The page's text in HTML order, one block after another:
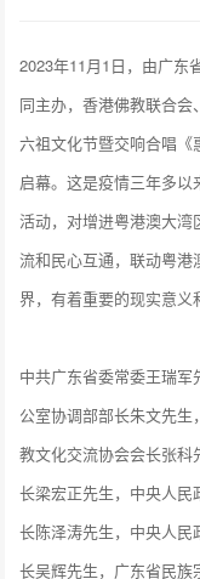
2023年11月1日，由广东
同主办，香港佛教联合会
六祖文化节暨交响合唱《
启幕。这是疫情三年多
活动，对增进粤港澳大
流和民心互通，联动粤
界，有着重要的现实意义
中共广东省委常委王瑞
公室协调部部长朱文先
教文化交流协会会长张
长梁宏正先生，中央人
长陈泽涛先生，中央人
长吴辉先生，广东省民